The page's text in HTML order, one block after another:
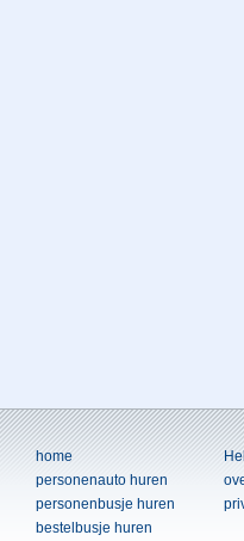
home
personenauto huren
personenbusje huren
bestelbusje huren